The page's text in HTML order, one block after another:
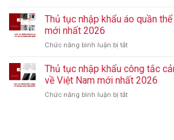
nhất
nhựa
nhất
2026
dẫn
bình
giữ
Thủ tục nhập khẩu áo quần
mới nhất 2026
Chức năng bình luận bị tắt
tục
nhập
khẩu
Thủ tục nhập khẩu công tắc
về Việt Nam mới nhất 2026
Chức năng bình luận bị tắt